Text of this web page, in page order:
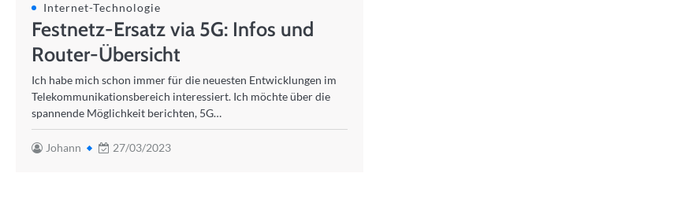
Internet-Technologie
Festnetz-Ersatz via 5G: Infos und
Router-Übersicht
Ich habe mich schon immer für die neuesten Entwicklungen im
Telekommunikationsbereich interessiert. Ich möchte über die
spannende Möglichkeit berichten, 5G…
Johann 27/03/2023